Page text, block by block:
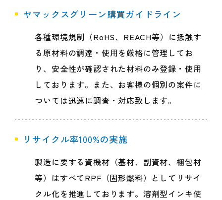
ヤマックスグリーン購買ガイドライン
各種環境規制（RoHS、REACH等）に抵触す
る原材料の調達・使用を厳格に管理してお
り、安全性が確認された材料のみ登録・使用
しております。また、お客様の個別の案件に
ついては迅速に調査・対応致します。
リサイクル率100%の実施
製造に要する資機材（基材、副資材、梱包材
等）はすべてRPF（固形燃料）としてリサイ
クル化を推進しております。溶剤型インキ使